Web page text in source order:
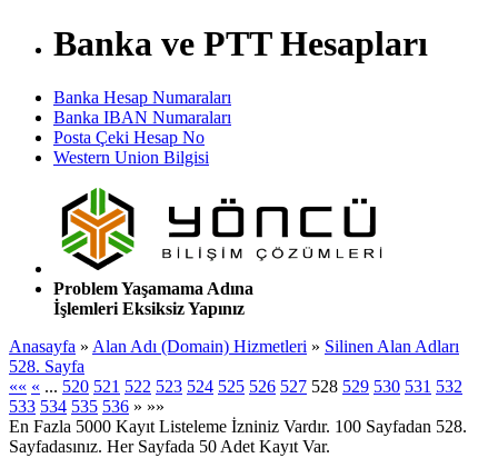
Banka ve PTT Hesapları
Banka Hesap Numaraları
Banka IBAN Numaraları
Posta Çeki Hesap No
Western Union Bilgisi
Problem Yaşamama Adına
İşlemleri Eksiksiz Yapınız
Anasayfa » Alan Adı (Domain) Hizmetleri » Silinen Alan Adları
528. Sayfa
«« « ... 520 521 522 523 524 525 526 527 528 529 530 531 532
533 534 535 536 » »»
En Fazla 5000 Kayıt Listeleme İzniniz Vardır. 100 Sayfadan 528.
Sayfadasınız. Her Sayfada 50 Adet Kayıt Var.